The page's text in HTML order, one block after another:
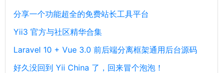
分享一个功能超全的免费站长工具平台
Yii3 官方与社区精华合集
Laravel 10 + Vue 3.0 前后端分离框架通用后台源码
好久没回到 Yii China 了，回来冒个泡泡！